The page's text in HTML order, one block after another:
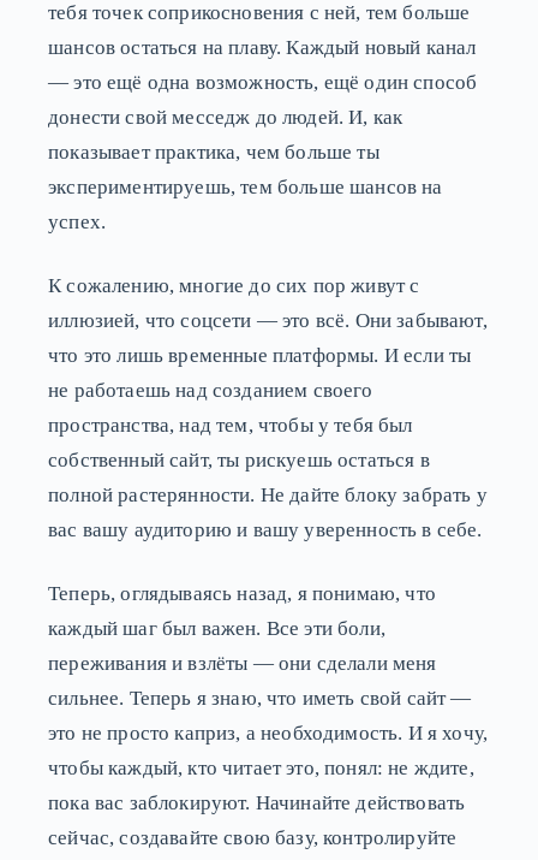
тебя точек соприкосновения с ней, тем больше
шансов остаться на плаву. Каждый новый канал
— это ещё одна возможность, ещё один способ
донести свой месседж до людей. И, как
показывает практика, чем больше ты
экспериментируешь, тем больше шансов на
успех.
К сожалению, многие до сих пор живут с
иллюзией, что соцсети — это всё. Они забывают,
что это лишь временные платформы. И если ты
не работаешь над созданием своего
пространства, над тем, чтобы у тебя был
собственный сайт, ты рискуешь остаться в
полной растерянности. Не дайте блоку забрать у
вас вашу аудиторию и вашу уверенность в себе.
Теперь, оглядываясь назад, я понимаю, что
каждый шаг был важен. Все эти боли,
переживания и взлёты — они сделали меня
сильнее. Теперь я знаю, что иметь свой сайт —
это не просто каприз, а необходимость. И я хочу,
чтобы каждый, кто читает это, понял: не ждите,
пока вас заблокируют. Начинайте действовать
сейчас, создавайте свою базу, контролируйте